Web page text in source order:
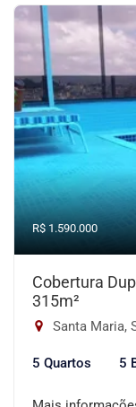
R$ 1.590.000
Cobertura
315m²
Santa Maria,
5 Quartos 5